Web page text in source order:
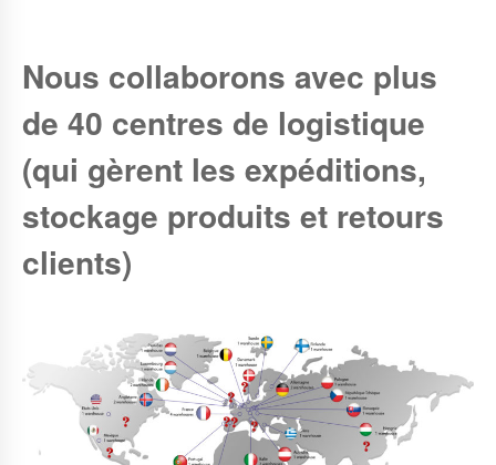
Nous collaborons avec plus
de 40 centres de logistique
(qui gèrent les expéditions,
stockage produits et retours
clients)